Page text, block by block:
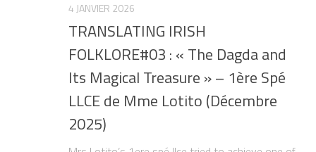
4 JANVIER 2026
TRANSLATING IRISH
FOLKLORE#03 : « The Dagda and
Its Magical Treasure » – 1ère Spé
LLCE de Mme Lotito (Décembre
2025)